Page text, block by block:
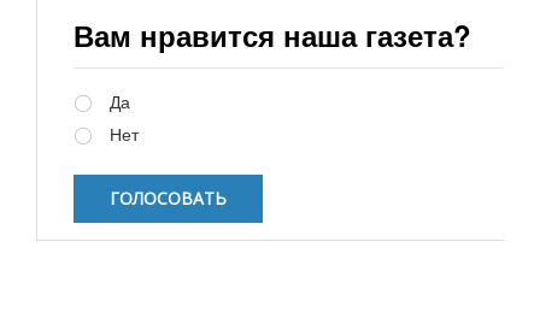
Вам нравится наша газета?
Да
Нет